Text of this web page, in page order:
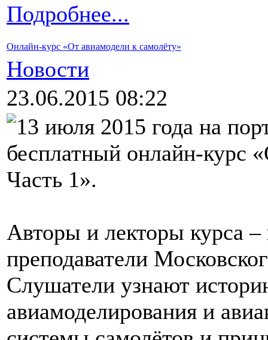
Подробнее...
Онлайн-курс «От авиамодели к самолёту»
Новости
23.06.2015 08:22
13 июля 2015 года на
бесплатный онлайн-курс
Часть 1».
Авторы и лекторы курса
преподаватели
Слушатели узнают
авиамоделирования и